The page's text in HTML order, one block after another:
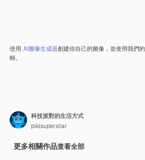
使用 AI圖像生成器創建你自己的圖像，並使用我們的
輯。
科技派對的生活方式
pikisuperstar
更多相關作品查看全部